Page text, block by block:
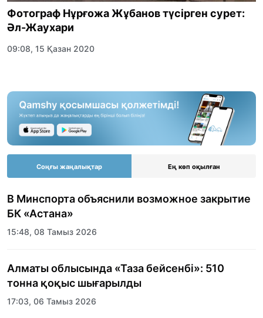
Фотограф Нұрғожа Жұбанов түсірген сурет:
Әл-Жаухари
09:08, 15 Қазан 2020
Соңғы жаңалықтар Ең көп оқылған
В Минспорта объяснили возможное закрытие
БК «Астана»
15:48, 08 Тамыз 2026
Алматы облысында «Таза бейсенбі»: 510
тонна қоқыс шығарылды
17:03, 06 Тамыз 2026